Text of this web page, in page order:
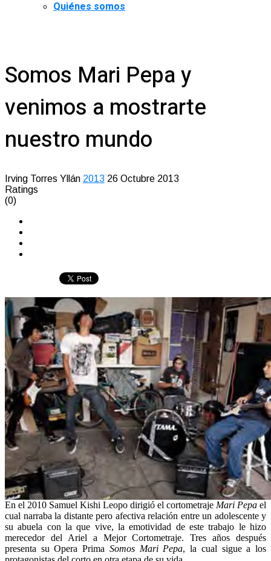
Quiénes somos
Somos Mari Pepa y
venimos a mostrarte
nuestro mundo
Irving Torres Yllán 2013 26 Octubre 2013
Ratings
(0)
En el 2010 Samuel Kishi Leopo dirigió el cortometraje Mari Pepa el
cual narraba la distante pero afectiva relación entre un adolescente y
su abuela con la que vive, la emotividad de este trabajo le hizo
merecedor del Ariel a Mejor Cortometraje. Tres años después
presenta su Opera Prima Somos Mari Pepa, la cual sigue a los